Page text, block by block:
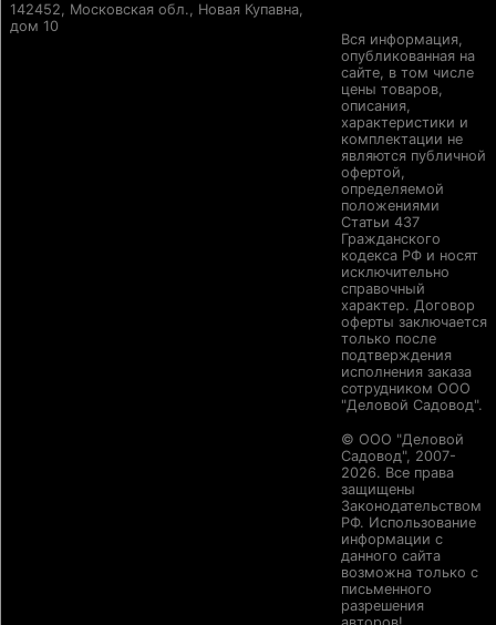
142452, Московская обл., Новая Купавна,
дом 10
Вся информация,
опубликованная на
сайте, в том числе
цены товаров,
описания,
характеристики и
комплектации не
являются публичной
офертой,
определяемой
положениями
Статьи 437
Гражданского
кодекса РФ и носят
исключительно
справочный
характер. Договор
оферты заключается
только после
подтверждения
исполнения заказа
сотрудником ООО
"Деловой Садовод".
© ООО "Деловой
Садовод", 2007-
2026. Все права
защищены
Законодательством
РФ. Использование
информации с
данного сайта
возможна только с
письменного
разрешения